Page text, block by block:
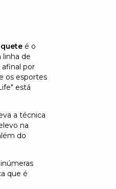
é o
linha de
por
os esportes
está
a técnica
na
do
que é